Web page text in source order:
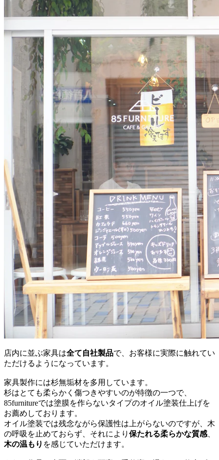
店内に並ぶ家具は全て自社製品で、お客様に実際に触れてい
ただけるようになっています。
家具製作には杉無垢材を多用しています。
杉はとても柔らかく傷つきやすいのが特徴の一つで、
85furnitureでは塗膜を作らないタイプのオイル塗装仕上げを
お薦めしております。
オイル塗装では残念ながら保護性は上がらないのですが、木
の呼吸を止めておらず、それにより 保たれる柔らかな質感
木の温もり を感じていただけます。